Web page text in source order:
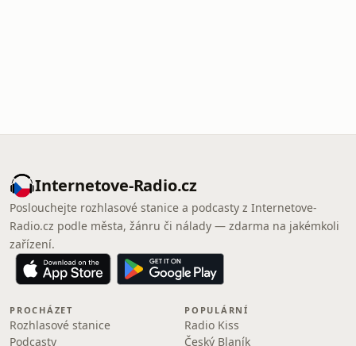
Internetove-Radio.cz
Poslouchejte rozhlasové stanice a podcasty z Internetove-
Radio.cz podle města, žánru či nálady — zdarma na jakémkoli
zařízení.
PROCHÁZET
Rozhlasové stanice
Podcasty
POPULÁRNÍ
Radio Kiss
Český Blaník